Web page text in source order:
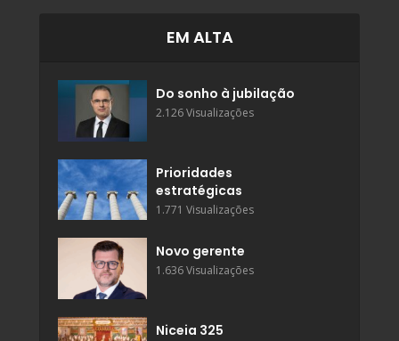
EM ALTA
Do sonho à jubilação
2.126 Visualizações
Prioridades
estratégicas
1.771 Visualizações
Novo gerente
1.636 Visualizações
Niceia 325